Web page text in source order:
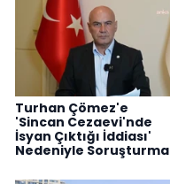
Turhan Çömez'e
'Sincan Cezaevi'nde
İsyan Çıktığı İddiası'
Nedeniyle Soruşturma